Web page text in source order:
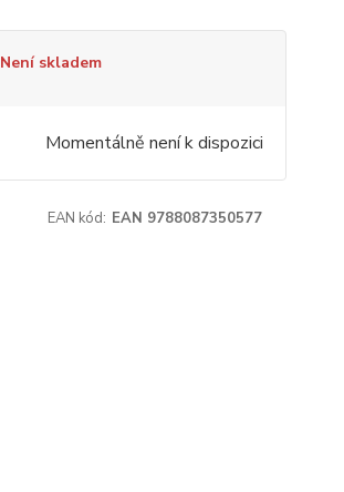
Není skladem
Momentálně není k dispozici
EAN kód: EAN 9788087350577